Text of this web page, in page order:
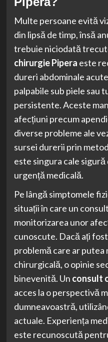
Multe persoane evită
din lipsă de timp, însă
trebuie niciodată
chirurgie Pipera este
dureri abdominale
palpabile sub piele sau
persistente. Aceste
afecțiuni precum
diverse probleme ale
sursei durerii prin
este singura cale
urgență medicală.
Pe lângă simptomele
situații în care un
monitorizarea unor
cunoscute. Dacă ați
problemă care ar
chirurgicală, o opinie
binevenită. Un consult
acces la o perspectivă
dumneavoastră,
actuale. Experiența
este recunoscută